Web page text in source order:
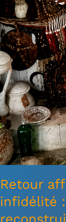
Retour
infidélité
est-
il
possible
de
reconstruire
l’amour
?